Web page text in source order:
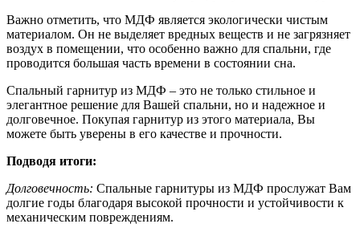
Важно отметить, что МДФ является экологически чистым
материалом. Он не выделяет вредных веществ и не загрязняет
воздух в помещении, что особенно важно для спальни, где
проводится большая часть времени в состоянии сна.
Спальный гарнитур из МДФ – это не только стильное и
элегантное решение для Вашей спальни, но и надежное и
долговечное. Покупая гарнитур из этого материала, Вы
можете быть уверены в его качестве и прочности.
Подводя итоги:
Долговечность: Спальные гарнитуры из МДФ прослужат Вам
долгие годы благодаря высокой прочности и устойчивости к
механическим повреждениям.